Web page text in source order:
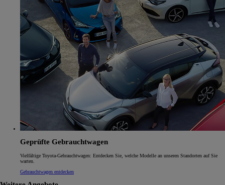
Geprüfte Gebrauchtwagen
Vielfältige Toyota-Gebrauchtwagen: Entdecken Sie, welche Modelle an unseren Standorten auf Sie
warten.
Gebrauchtwagen entdecken